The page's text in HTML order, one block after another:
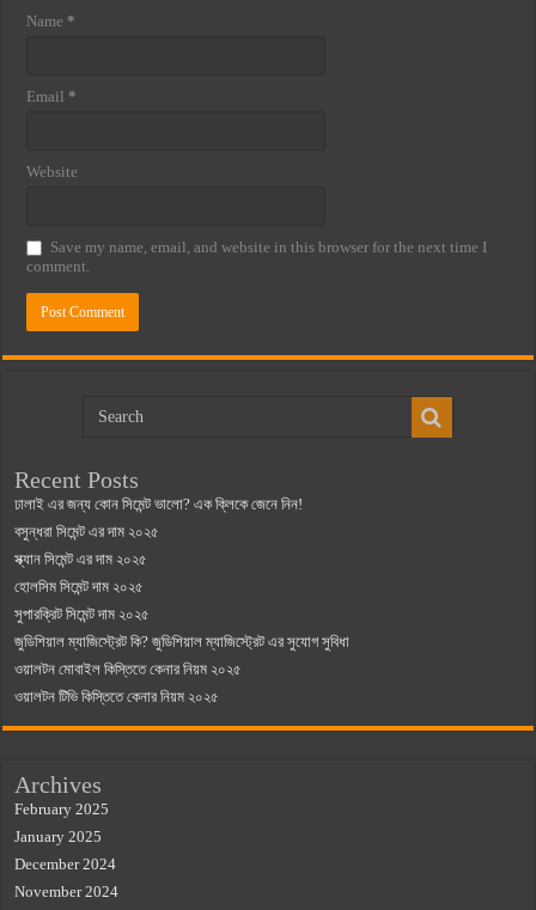
Name *
Email *
Website
Save my name, email, and website in this browser for the next time I
comment.
Recent Posts
ঢালাই এর জন্য কোন সিমেন্ট ভালো? এক ক্লিকে জেনে নিন!
বসুন্ধরা সিমেন্ট এর দাম ২০২৫
স্ক্যান সিমেন্ট এর দাম ২০২৫
হোলসিম সিমেন্ট দাম ২০২৫
সুপারক্রিট সিমেন্ট দাম ২০২৫
জুডিশিয়াল ম্যাজিস্ট্রেট কি? জুডিশিয়াল ম্যাজিস্ট্রেট এর সুযোগ সুবিধা
ওয়ালটন মোবাইল কিস্তিতে কেনার নিয়ম ২০২৫
ওয়ালটন টিভি কিস্তিতে কেনার নিয়ম ২০২৫
Archives
February 2025
January 2025
December 2024
November 2024